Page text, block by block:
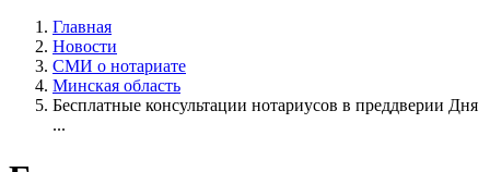
Главная
Новости
СМИ о нотариате
Минская область
Бесплатные консультации нотариусов в преддверии Дня
...